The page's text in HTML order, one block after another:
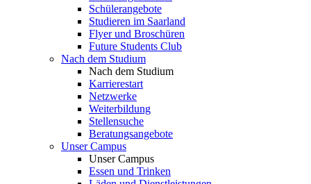
Schülerangebote
Studieren im Saarland
Flyer und Broschüren
Future Students Club
Nach dem Studium
Nach dem Studium
Karrierestart
Netzwerke
Weiterbildung
Stellensuche
Beratungsangebote
Unser Campus
Unser Campus
Essen und Trinken